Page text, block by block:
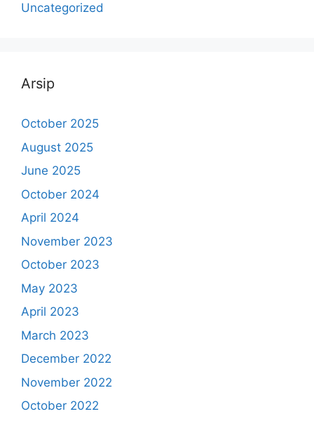
Uncategorized
Arsip
October 2025
August 2025
June 2025
October 2024
April 2024
November 2023
October 2023
May 2023
April 2023
March 2023
December 2022
November 2022
October 2022